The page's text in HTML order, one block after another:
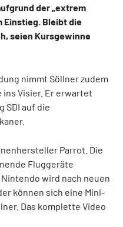
der „extrem
Einstieg. Bleibt die
seien Kursgewinne
nimmt Söllner zudem
Visier. Er erwartet
SDI auf die
Parrot. Die
Fluggeräte
wird nach neuen
können sich eine Mini-
Das komplette Video